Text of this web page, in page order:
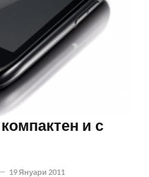
компактен и с
19 Януари 2011